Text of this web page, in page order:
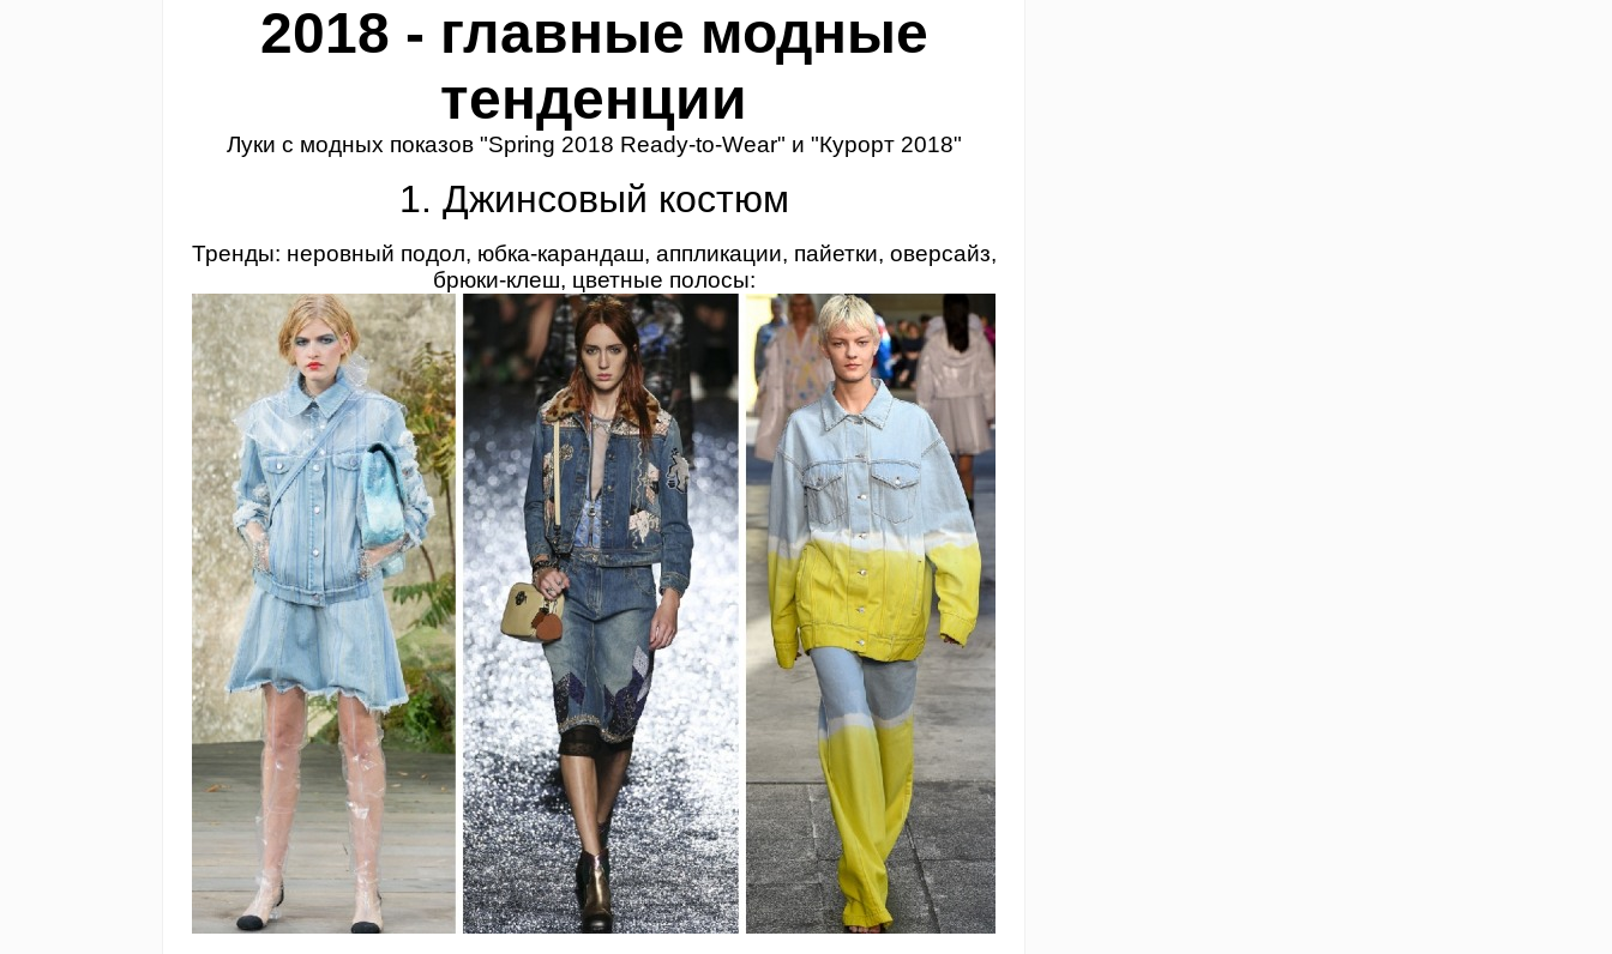
2018 - главные модные
тенденции
Луки с модных показов "Spring 2018 Ready-to-Wear" и "Курорт 2018"
1. Джинсовый костюм
Тренды: неровный подол, юбка-карандаш, аппликации, пайетки, оверсайз,
брюки-клеш, цветные полосы: